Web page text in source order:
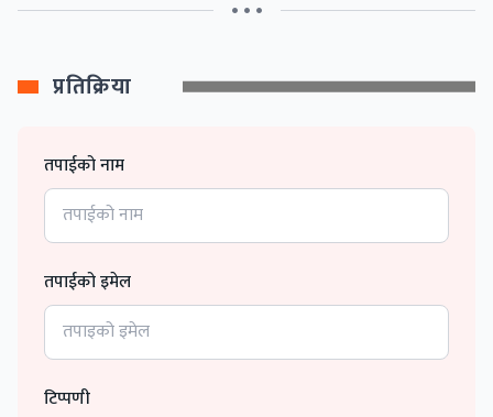
• • •
प्रतिक्रिया
तपाईको नाम
तपाईको इमेल
टिप्पणी